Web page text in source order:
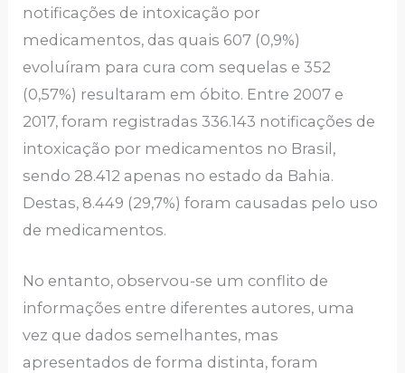
notificações de intoxicação por
medicamentos, das quais 607 (0,9%)
evoluíram para cura com sequelas e 352
(0,57%) resultaram em óbito. Entre 2007 e
2017, foram registradas 336.143 notificações de
intoxicação por medicamentos no Brasil,
sendo 28.412 apenas no estado da Bahia.
Destas, 8.449 (29,7%) foram causadas pelo uso
de medicamentos.
No entanto, observou-se um conflito de
informações entre diferentes autores, uma
vez que dados semelhantes, mas
apresentados de forma distinta, foram